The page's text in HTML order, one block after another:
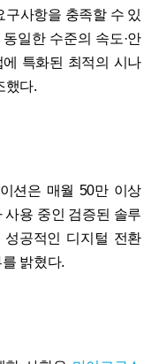
사항을 충족할 수 있
일한 수준의 속도·안
에 특화된 최적의 시나
했다.
션은 매월 50만 이상
사용 중인 검증된 솔루
공적인 디지털 전환
밝혔다.